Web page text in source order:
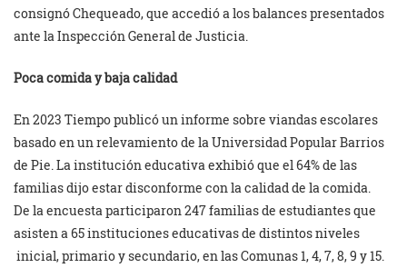
consignó Chequeado, que accedió a los balances presentados
ante la Inspección General de Justicia.
Poca comida y baja calidad
En 2023 Tiempo publicó un informe sobre viandas escolares
basado en un relevamiento de la Universidad Popular Barrios
de Pie. La institución educativa exhibió que el 64% de las
familias dijo estar disconforme con la calidad de la comida.
De la encuesta participaron 247 familias de estudiantes que
asisten a 65 instituciones educativas de distintos niveles
inicial, primario y secundario, en las Comunas 1, 4, 7, 8, 9 y 15.